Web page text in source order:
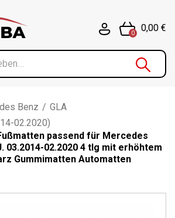
0
0,00 €
Benz / GLA
02.2020)
passend für Mercedes
03.2014-02.2020 4 tlg mit erhöhtem
Gummimatten Automatten